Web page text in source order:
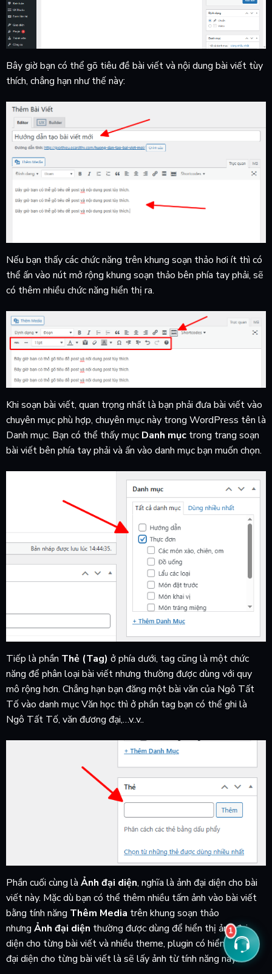
Bây giờ bạn có thể gõ tiêu đề bài viết và nội dung bài viết tùy
thích, chẳng hạn như thế này:
Nếu bạn thấy các chức năng trên khung soạn thảo hơi ít thì có
thể ấn vào nút mở rộng khung soạn thảo bên phía tay phải, sẽ
có thêm nhiều chức năng hiển thị ra.
Khi soạn bài viết, quan trọng nhất là bạn phải đưa bài viết vào
chuyên mục phù hợp, chuyên mục này trong WordPress tên là
Danh mục. Bạn có thể thấy mục Danh mụctrong trang soạn
bài viết bên phía tay phải và ấn vào danh mục bạn muốn chọn.
Tiếp là phần Thẻ (Tag) ở phía dưới, tag cũng là một chức
năng để phân loại bài viết nhưng thường được dùng với quy
mô rộng hơn. Chẳng hạn bạn đăng một bài văn của Ngô Tất
Tố vào danh mục Văn học thì ở phần tag bạn có thể ghi là
Ngô Tất Tố, văn đương đại,…v..v..
Phần cuối cùng là Ảnh đại diện, nghĩa là ảnh đại diện cho bài
viết này. Mặc dù bạn có thể thêm nhiều tấm ảnh vào bài viết
bằng tính năng Thêm Media trên khung soạn thảo
nhưng Ảnh đại diện thường được dùng để hiển thị ảnh đại
diện cho từng bài viết và nhiều theme, plugin có hiển thị ảnh
đại diện cho từng bài viết là sẽ lấy ảnh từ tính năng này.
1